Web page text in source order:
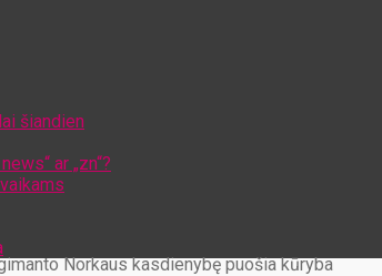
šiandien
ar „zn“?
Norkaus kasdienybę puošia kūryba